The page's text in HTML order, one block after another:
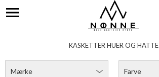
KASKETTER HUER OG HATTE
Mærke Farve